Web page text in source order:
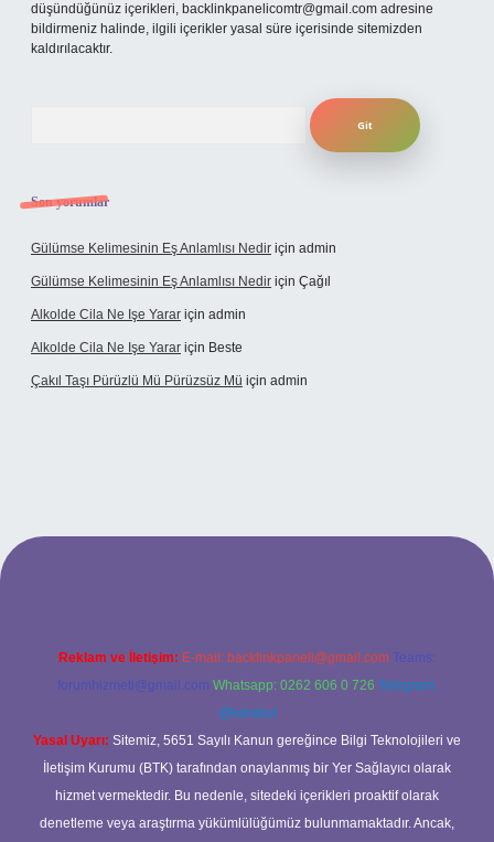
düşündüğünüz içerikleri, backlinkpanelicomtr@gmail.com adresine
bildirmeniz halinde, ilgili içerikler yasal süre içerisinde sitemizden
kaldırılacaktır.
Son yorumlar
Gülümse Kelimesinin Eş Anlamlısı Nedir için admin
Gülümse Kelimesinin Eş Anlamlısı Nedir için Çağıl
Alkolde Cila Ne Işe Yarar için admin
Alkolde Cila Ne Işe Yarar için Beste
Çakıl Taşı Pürüzlü Mü Pürüzsüz Mü için admin
Reklam ve İletişim: E-mail: backlinkpaneli@gmail.com Teams:
forumhizmeti@gmail.com Whatsapp: 0262 606 0 726 Telegram:
@karabul
Yasal Uyarı: Sitemiz, 5651 Sayılı Kanun gereğince Bilgi Teknolojileri ve
İletişim Kurumu (BTK) tarafından onaylanmış bir Yer Sağlayıcı olarak
hizmet vermektedir. Bu nedenle, sitedeki içerikleri proaktif olarak
denetleme veya araştırma yükümlülüğümüz bulunmamaktadır. Ancak,